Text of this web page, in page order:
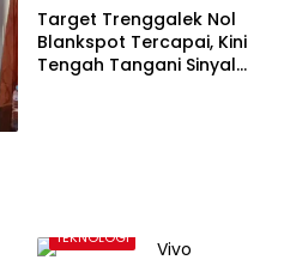
Target Trenggalek Nol
Blankspot Tercapai, Kini
Tengah Tangani Sinyal
TEKNOLOGI